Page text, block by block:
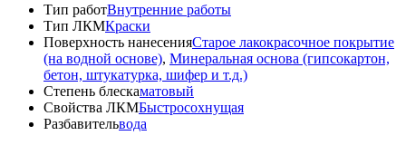
Тип работВнутренние работы
Тип ЛКМКраски
Поверхность нанесенияСтарое лакокрасочное покрытие
(на водной основе), Минеральная основа (гипсокартон,
бетон, штукатурка, шифер и т.д.)
Степень блескаматовый
Свойства ЛКМБыстросохнущая
Разбавительвода